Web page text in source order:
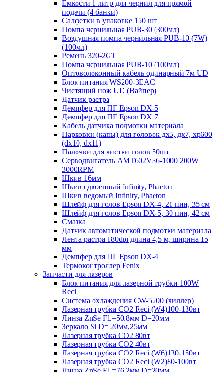
Емкости 1 литр для чернил для прямой
подачи (4 банки)
Салфетки в упаковке 150 шт
Помпа чернильная PUB-30 (300мл)
Воздушная помпа чернильная PUB-10 (7W)
(100мл)
Ремень 320-2GT
Помпа чернильная PUB-10 (100мл)
Оптоволоконный кабель одинарный 7м UD
Блок питания WS200-3EAC
Чистящий нож UD (Вайпер)
Датчик растра
Демпфер для ПГ Epson DX-5
Демпфер для ПГ Epson DX-7
Кабель датчика подмотки материала
Парковки (капы) для головок дх5, дх7, хр600
(dx10, dx11)
Палочки для чистки голов 50шт
Серводвигатель AMT602V36-1000 200W
3000RPM
Шкив 16мм
Шкив сдвоенный Infinity, Phaeton
Шкив ведомый Infinity, Phaeton
Шлейф для голов Epson DX-4, 21 пин, 35 см
Шлейф для голов Epson DX-5, 30 пин, 42 см
Смазка
Датчик автоматической подмотки материала
Лента растра 180dpi длина 4,5 м, ширина 15
мм
Демпфер для ПГ Epson DX-4
Термоконтроллер Fenix
Запчасти для лазеров
Блок питания для лазерной трубки 100W
Reci
Система охлаждения CW-5200 (чиллер)
Лазерная трубка CO2 Reci (W4)100-130вт
Линза ZnSe FL=50,8мм D=20мм
Зеркало Si D= 20мм,25мм
Лазерная трубка CO2 80вт
Лазерная трубка CO2 40вт
Лазерная трубка CO2 Reci (W6)130-150вт
Лазерная трубка CO2 Reci (W2)80-100вт
Линза ZnSe FL=76.2мм D=20мм